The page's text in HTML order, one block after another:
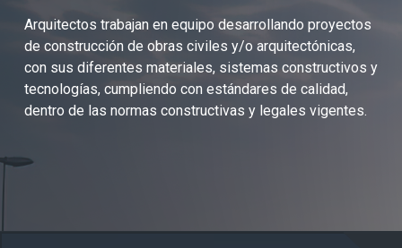
Arquitectos trabajan en equipo desarrollando proyectos
de construcción de obras civiles y/o arquitectónicas,
con sus diferentes materiales, sistemas constructivos y
tecnologías, cumpliendo con estándares de calidad,
dentro de las normas constructivas y legales vigentes.